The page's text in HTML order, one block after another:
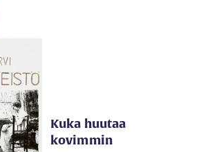
Kuka huutaa
kovimmin